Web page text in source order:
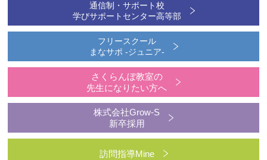
通信制・サポート校
学びサポートセンター高等部
フリースクール
まなサポ -ジュニア-
さくらんぼ教室の
先生になりたい方へ
株式会社Grow-S
新卒採用
訪問指導Mine